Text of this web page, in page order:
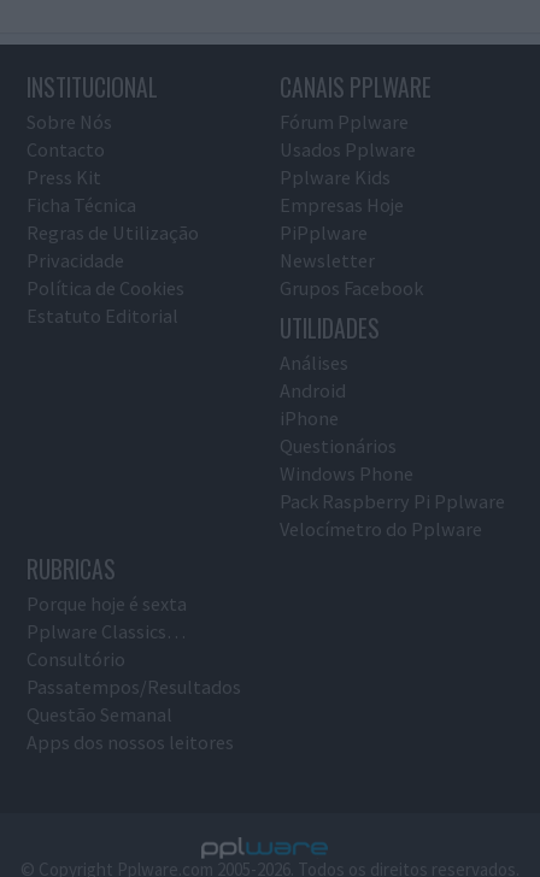
INSTITUCIONAL
Sobre Nós
Contacto
Press Kit
Ficha Técnica
Regras de Utilização
Privacidade
Política de Cookies
Estatuto Editorial
CANAIS PPLWARE
Fórum Pplware
Usados Pplware
Pplware Kids
Empresas Hoje
PiPplware
Newsletter
Grupos Facebook
UTILIDADES
Análises
Android
iPhone
Questionários
Windows Phone
Pack Raspberry Pi Pplware
Velocímetro do Pplware
RUBRICAS
Porque hoje é sexta
Pplware Classics…
Consultório
Passatempos/Resultados
Questão Semanal
Apps dos nossos leitores
© Copyright Pplware.com 2005-2026. Todos os direitos reservados.